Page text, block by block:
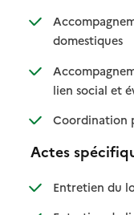
domestiques
:: non
lien social et
Coordination
Actes
Entretien du